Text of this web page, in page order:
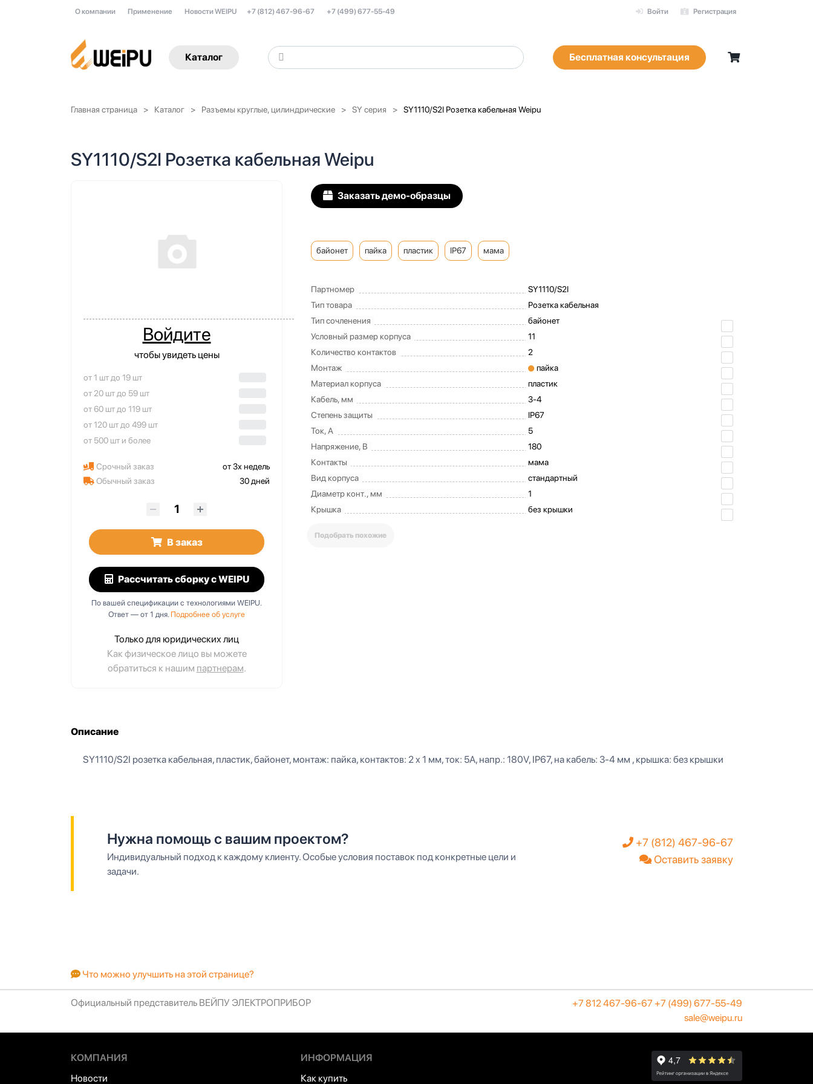
Войти Регистрация
О компании Применение Новости WEIPU +7 (812) 467-96-67 +7 (499) 677-55-49
Каталог Бесплатная консультация
Главная страница Каталог Разъемы круглые, цилиндрические SY серия SY1110/S2I Розетка кабельная Weipu
SY1110/S2I Розетка кабельная Weipu
Войдите
чтобы увидеть цены
от 1 шт до 19 шт
от 20 шт до 59 шт
от 60 шт до 119 шт
от 120 шт до 499 шт
от 500 шт и более
Срочный заказ
от 3х недель
Обычный заказ
30 дней
В заказ
Рассчитать сборкус WEIPU
По вашей спецификации с технологиями WEIPU.
Ответ — от 1 дня. Подробнее об услуге
Только для юридических лиц
Как физическое лицо вы можете
обратиться к нашим партнерам.
Заказать демо-образцы
байонет пайка пластик IP67 мама
Партномер
SY1110/S2I
Тип товара
Розетка кабельная
Тип сочленения
байонет
Условный размер корпуса
11
Количество контактов
2
Монтаж
пайка
Материал корпуса
пластик
Кабель, мм
3-4
Степень защиты
IP67
Ток, А
5
Напряжение, В
180
Контакты
мама
Вид корпуса
стандартный
Диаметр конт., мм
1
Крышка
без крышки
Подобрать похожие
Описание
SY1110/S2I розетка кабельная, пластик, байонет, монтаж: пайка, контактов: 2 x 1 мм, ток: 5А, напр.: 180V, IP67, на кабель: 3-4 мм , крышка: без крышки
Нужна помощь с вашим проектом?
Индивидуальный подход к каждому клиенту. Особые условия поставок под конкретные цели и
задачи.
+7 (812) 467-96-67
Оставить заявку
Что можно улучшить на этой странице?
Официальный представитель ВЕЙПУ ЭЛЕКТРОПРИБОР +7 812 467-96-67 +7 (499) 677-55-49
sale@weipu.ru
КОМПАНИЯ
Новости
ИНФОРМАЦИЯ
Как купить